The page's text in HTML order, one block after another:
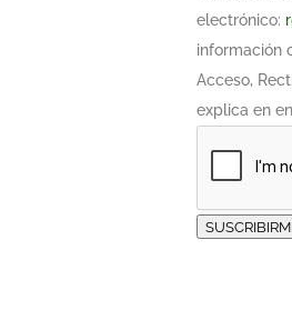
electrónico:
información
Acceso,
explica en